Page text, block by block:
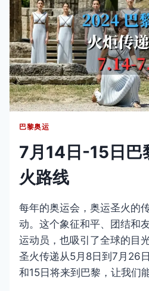
黎
奥
运
会：
25
个
奥
运
免
狂
欢
区
巴黎奥运
7月14日-15日巴
火路线
每年的奥运会，奥运圣火的
动。这个象征和平、团结和
运动员，也吸引了全球的目
圣火传递从5月8日到7月26
和15日将来到巴黎，让我们